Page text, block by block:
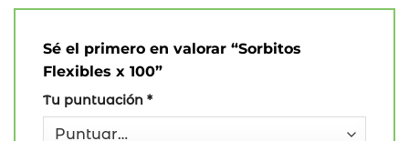
Sé el primero en valorar “Sorbitos
Flexibles x 100”
Tu puntuación *